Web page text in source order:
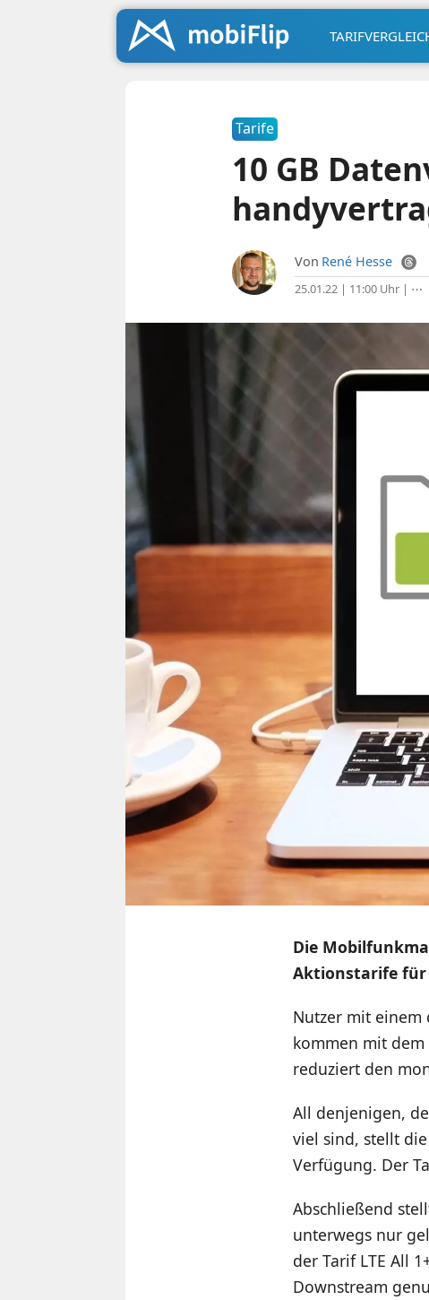
Tarife
10 GB
Von René Hesse
25.01.22 | 11:00 Uhr| ⋯
Die
Aktionstarife für
Nutzer mit einem
kommen mit dem
reduziert den
All denjenigen,
viel sind, stellt
Verfügung. Der
Abschließend
unterwegs nur
der Tarif LTE All
Downstream